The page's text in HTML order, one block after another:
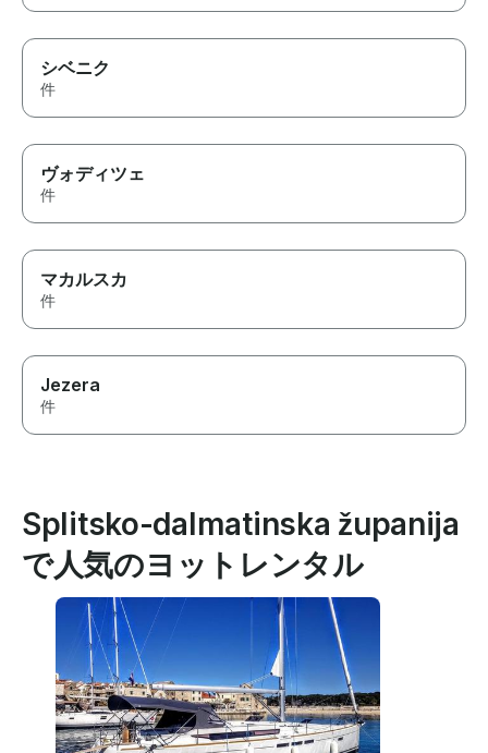
シベニク
件
ヴォディツェ
件
マカルスカ
件
Jezera
件
Splitsko-dalmatinska županija
で人気のヨットレンタル